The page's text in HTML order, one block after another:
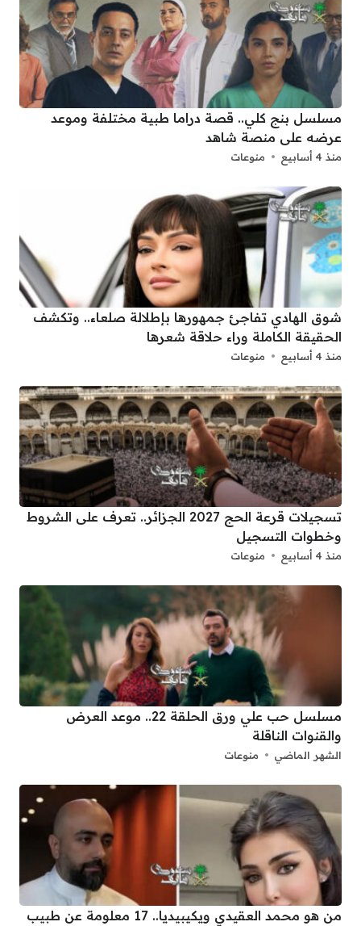
مسلسل بنج كلي.. قصة دراما طبية مختلفة وموعد
عرضه على منصة شاهد
منذ 4 أسابيع منوعات
شوق الهادي تفاجئ جمهورها بإطلالة صلعاء.. وتكشف
الحقيقة الكاملة وراء حلاقة شعرها
منذ 4 أسابيع منوعات
تسجيلات قرعة الحج 2027 الجزائر.. تعرف على الشروط
وخطوات التسجيل
منذ 4 أسابيع منوعات
مسلسل حب علي ورق الحلقة 22.. موعد العرض
والقنوات الناقلة
الشهر الماضي منوعات
من هو محمد العقيدي ويكيبيديا.. 17 معلومة عن طبيب